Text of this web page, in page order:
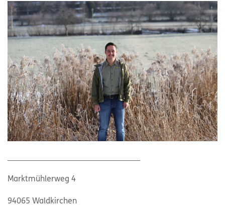
Marktmühlerweg 4
94065 Waldkirchen